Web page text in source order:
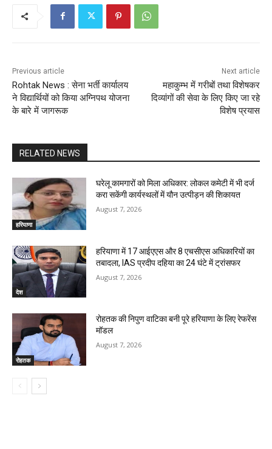
Previous article
Rohtak News : सेना भर्ती कार्यालय
ने विद्यार्थियों को किया अग्निपथ योजना
के बारे में जागरूक
Next article
महाकुम्भ में गरीबों तथा विशेषकर
दिव्यांगों की सेवा के लिए किए जा रहे
विशेष प्रयास
RELATED NEWS
हरियाणा
घरेलू कामगारों को मिला अधिकार: लोकल कमेटी में भी दर्ज
करा सकेंगी कार्यस्थलों में यौन उत्पीड़न की शिकायत
August 7, 2026
देश
हरियाणा में 17 आईएएस और 8 एचसीएस अधिकारियों का
तबादला, IAS प्रदीप दहिया का 24 घंटे में ट्रांसफर
August 7, 2026
रोहतक
रोहतक की निपुण वाटिका बनी पूरे हरियाणा के लिए रेफरेंस
मॉडल
August 7, 2026